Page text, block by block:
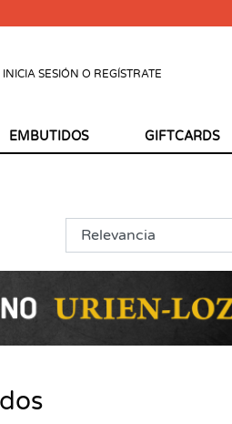
INICIA SESIÓN O REGÍSTRATE
EMBUTIDOS GIFTCARDS